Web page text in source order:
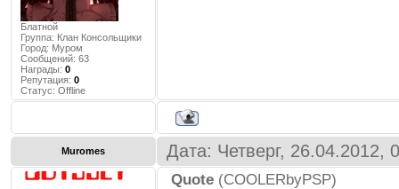
Блатной
Группа: Клан Консольщики
Город: Муром
Сообщений: 63
Награды: 0
Репутация: 0
Статус: Offline
Muromes Дата: Четверг,
Quote (COOLERbyPSP)